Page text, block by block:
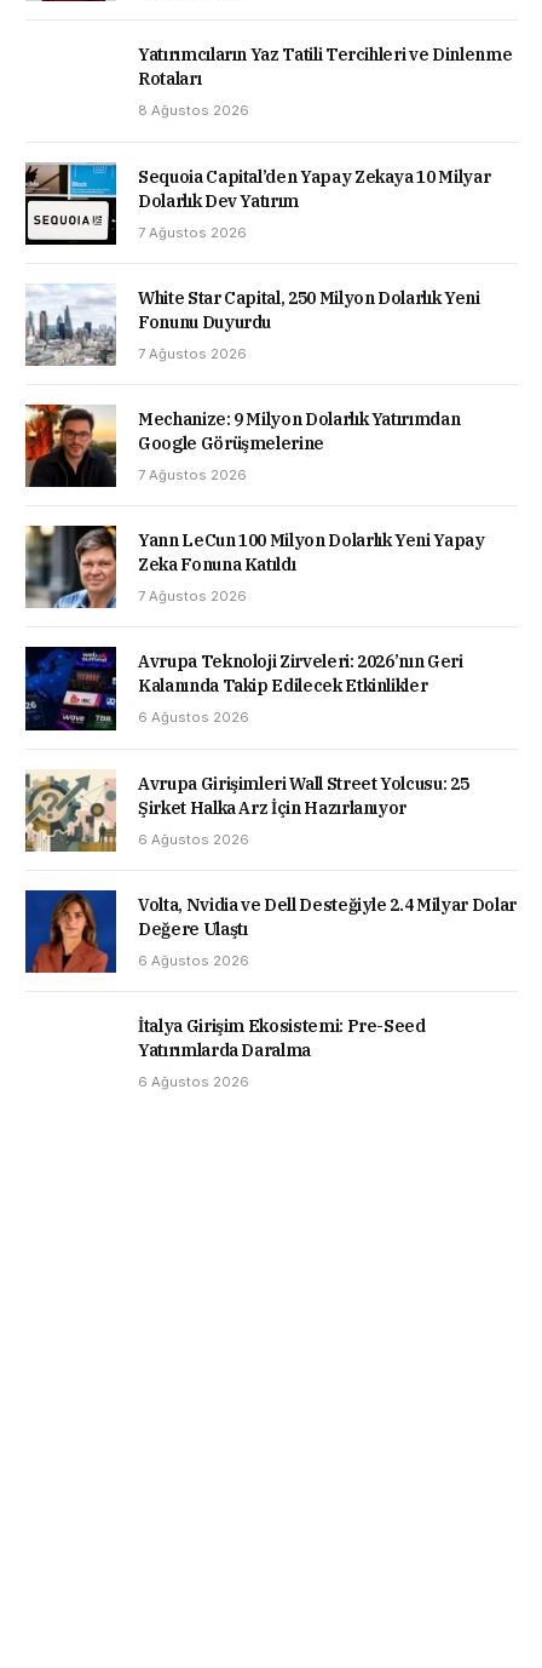
Yatırımcıların Yaz Tatili Tercihleri ve Dinlenme
Rotaları
8 Ağustos 2026
Sequoia Capital’den Yapay Zekaya 10 Milyar
Dolarlık Dev Yatırım
7 Ağustos 2026
White Star Capital, 250 Milyon Dolarlık Yeni
Fonunu Duyurdu
7 Ağustos 2026
Mechanize: 9 Milyon Dolarlık Yatırımdan
Google Görüşmelerine
7 Ağustos 2026
Yann LeCun 100 Milyon Dolarlık Yeni Yapay
Zeka Fonuna Katıldı
7 Ağustos 2026
Avrupa Teknoloji Zirveleri: 2026’nın Geri
Kalanında Takip Edilecek Etkinlikler
6 Ağustos 2026
Avrupa Girişimleri Wall Street Yolcusu: 25
Şirket Halka Arz İçin Hazırlanıyor
6 Ağustos 2026
Volta, Nvidia ve Dell Desteğiyle 2.4 Milyar Dolar
Değere Ulaştı
6 Ağustos 2026
İtalya Girişim Ekosistemi: Pre-Seed
Yatırımlarda Daralma
6 Ağustos 2026